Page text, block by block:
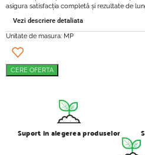
asigura satisfacția completă și rezultate de
Vezi descriere detaliata
Unitate de masura: MP
CERE OFERTA
Suport in alegerea produselor